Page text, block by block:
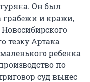
Он был
грабежи и кражи,
Новосибирского
тезку Артака
ребенка
по
суд вынес